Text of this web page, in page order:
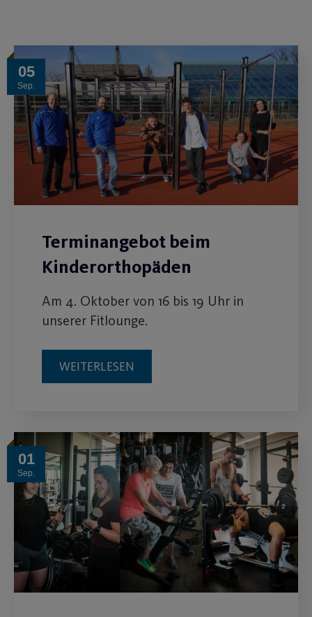
05
Sep.
Terminangebot beim
Kinderorthopäden
Am 4. Oktober von 16 bis 19 Uhr in
unserer Fitlounge.
WEITERLESEN
01
Sep.